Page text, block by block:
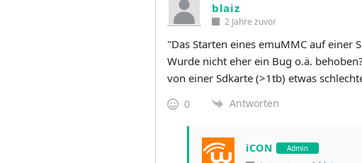
blaiz
2 Jahre zuvor
"Das Starten eines emuMMC auf einer
Wurde nicht eher ein Bug o.ä.
von einer Sdkarte (>1tb) etwas
0 Antworten
iCON Admin